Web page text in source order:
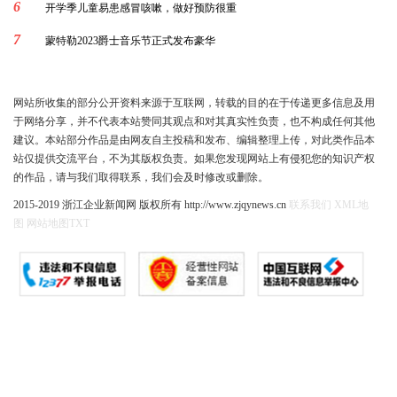
6 开学季儿童易患感冒咳嗽，做好预防很重
7 蒙特勒2023爵士音乐节正式发布豪华
网站所收集的部分公开资料来源于互联网，转载的目的在于传递更多信息及用
于网络分享，并不代表本站赞同其观点和对其真实性负责，也不构成任何其他
建议。本站部分作品是由网友自主投稿和发布、编辑整理上传，对此类作品本
站仅提供交流平台，不为其版权负责。如果您发现网站上有侵犯您的知识产权
的作品，请与我们取得联系，我们会及时修改或删除。
2015-2019 浙江企业新闻网 版权所有 http://www.zjqynews.cn 联系我们
XML地
图
网站地图 TXT